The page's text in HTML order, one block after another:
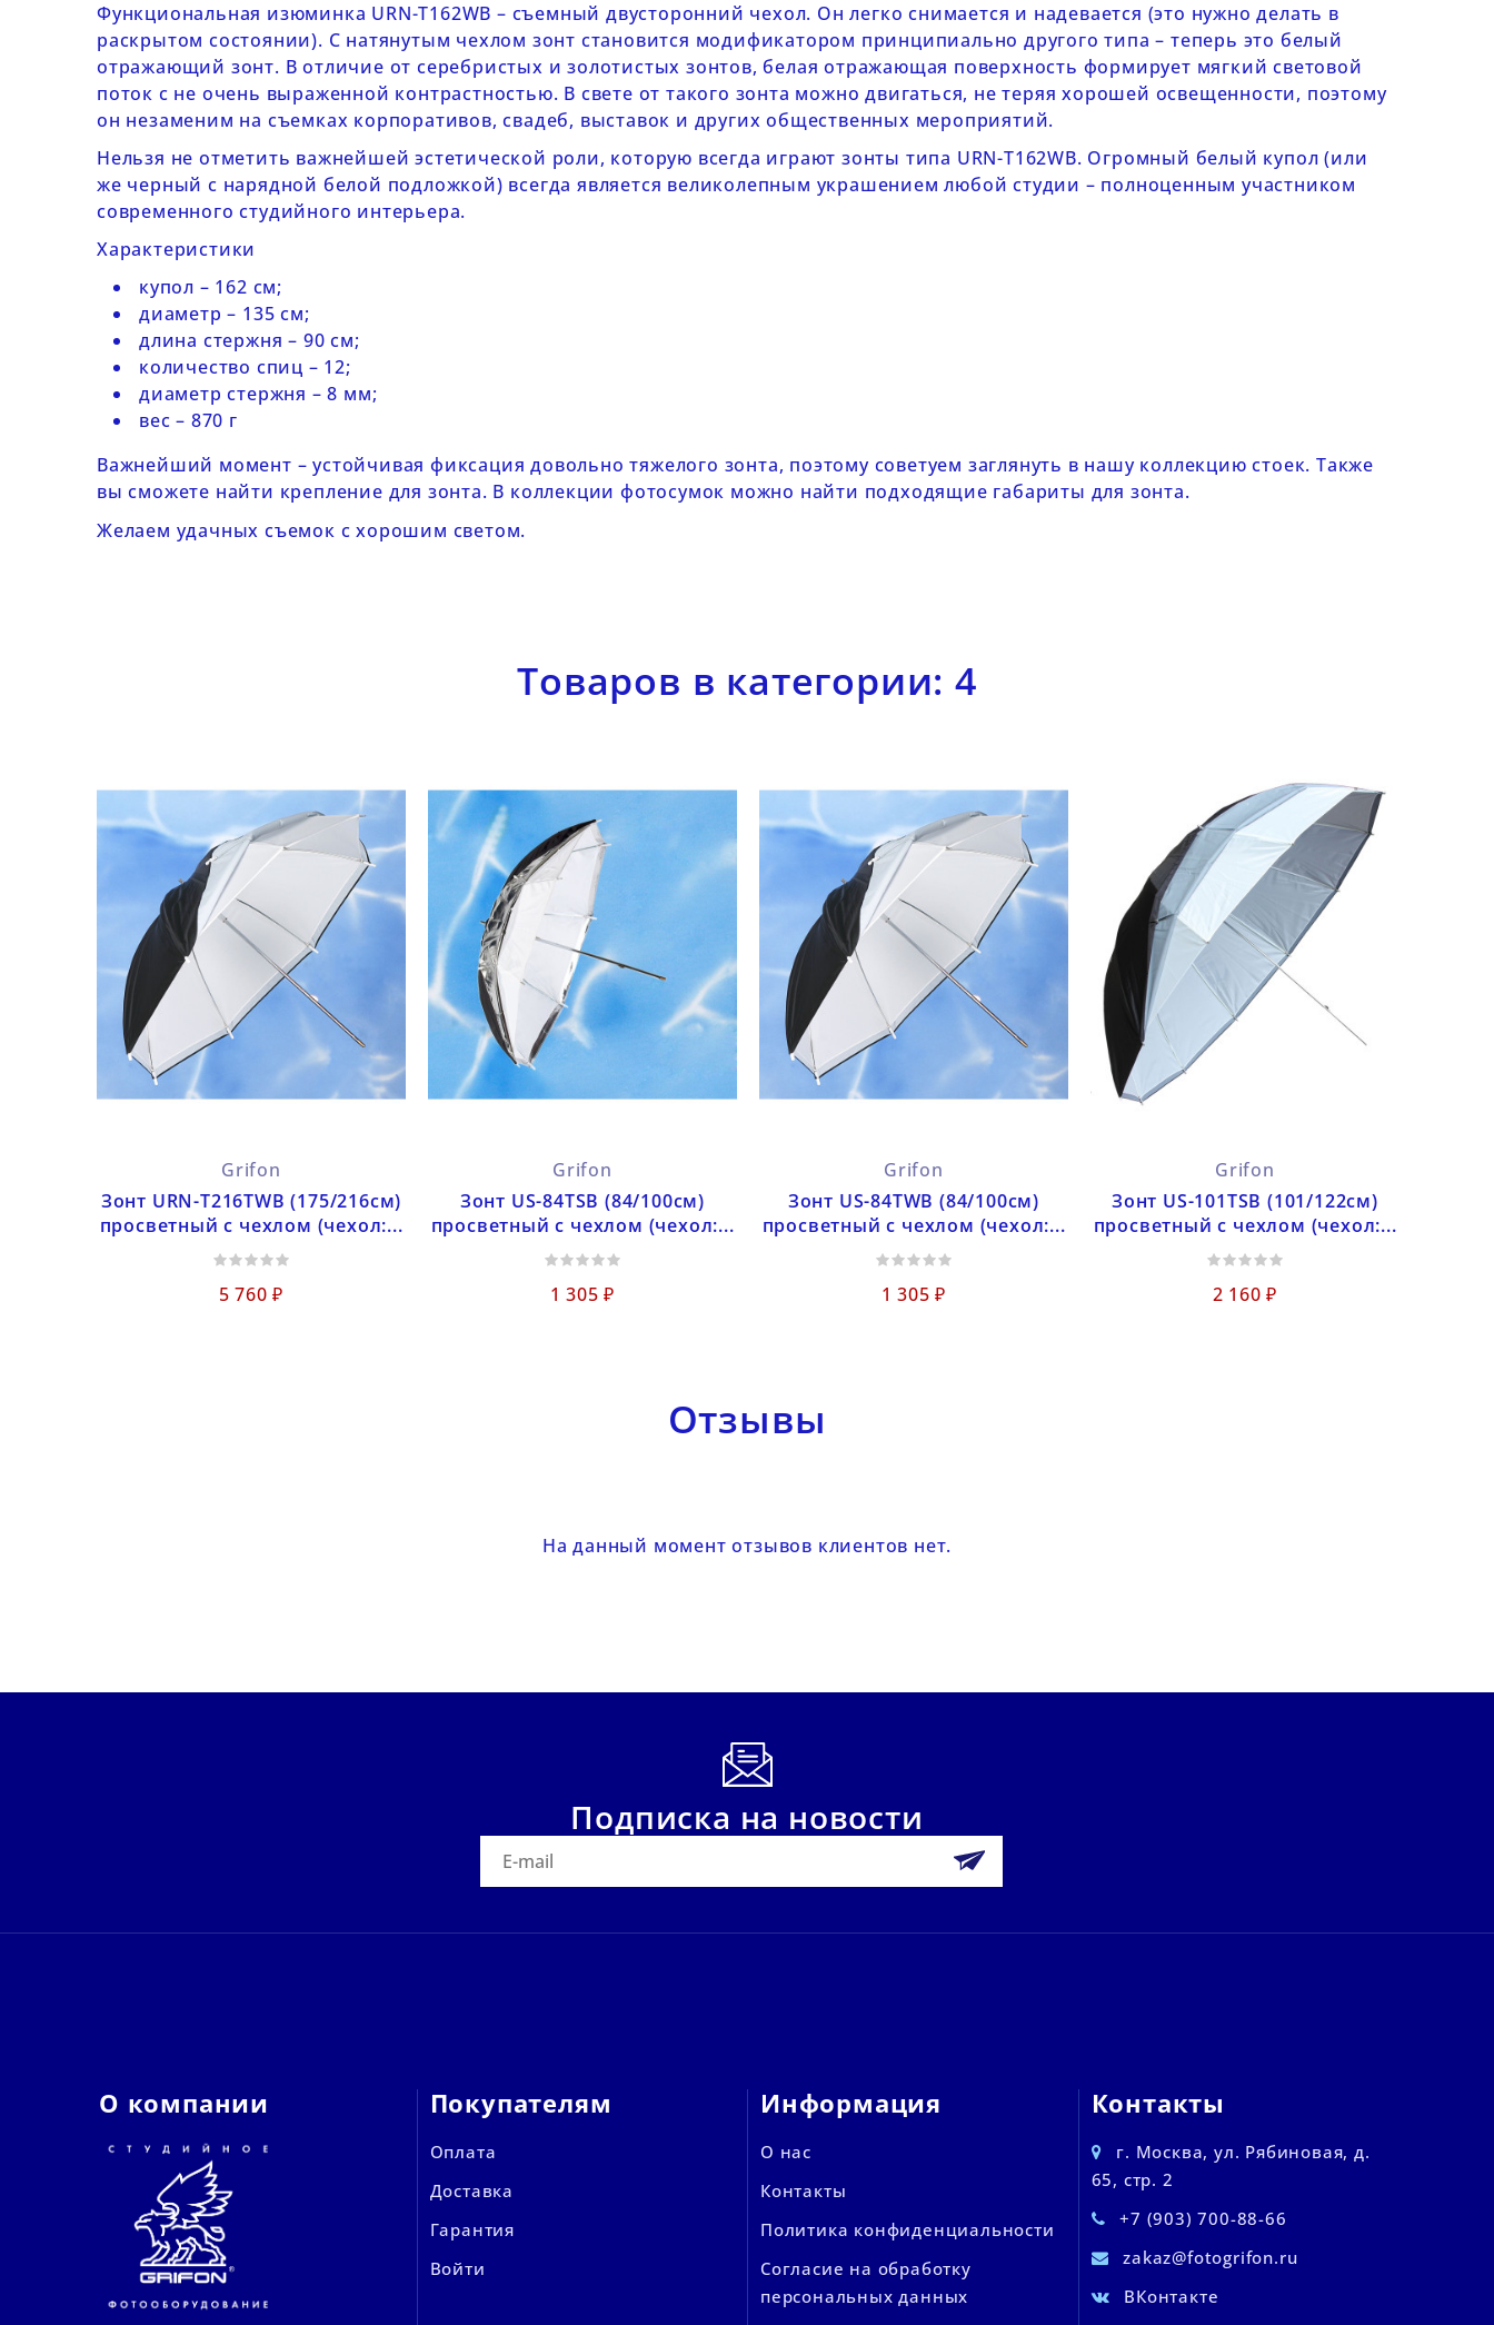
Функциональная изюминка URN-T162WB – съемный двусторонний чехол. Он легко снимается и надевается (это нужно делать в
раскрытом состоянии). С натянутым чехлом зонт становится модификатором принципиально другого типа – теперь это белый
отражающий зонт. В отличие от серебристых и золотистых зонтов, белая отражающая поверхность формирует мягкий световой
поток с не очень выраженной контрастностью. В свете от такого зонта можно двигаться, не теряя хорошей освещенности, поэтому
он незаменим на съемках корпоративов, свадеб, выставок и других общественных мероприятий.
Нельзя не отметить важнейшей эстетической роли, которую всегда играют зонты типа URN-T162WB. Огромный белый купол (или
же черный с нарядной белой подложкой) всегда является великолепным украшением любой студии – полноценным участником
современного студийного интерьера.
Характеристики
купол – 162 см;
диаметр – 135 см;
длина стержня – 90 см;
количество спиц – 12;
диаметр стержня – 8 мм;
вес – 870 г
Важнейший момент – устойчивая фиксация довольно тяжелого зонта, поэтому советуем заглянуть в нашу коллекцию стоек. Также
вы сможете найти крепление для зонта. В коллекциифотосумок можно найти подходящие габариты для зонта.
Желаем удачных съемок с хорошим светом.
Товаров в категории: 4
Grifon
Зонт URN-T216TWB (175/216см)
просветный с чехлом (чехол:...
5 760 ₽
Grifon
Зонт US-84TSB (84/100см)
просветный с чехлом (чехол:...
1 305 ₽
Grifon
Зонт US-84TWB (84/100см)
просветный с чехлом (чехол:...
1 305 ₽
Grifon
Зонт US-101TSB (101/122см)
просветный с чехлом (чехол:...
2 160 ₽
Отзывы
На данный момент отзывов клиентов нет.
Подписка на новости
О компании Покупателям
Оплата
Доставка
Гарантия
Войти
Информация
О нас
Контакты
Политика конфиденциальности
Согласие на обработку
персональных данных
Контакты
г. Москва, ул. Рябиновая, д.
65, стр. 2
+7 (903) 700-88-66
zakaz@fotogrifon.ru
ВКонтакте